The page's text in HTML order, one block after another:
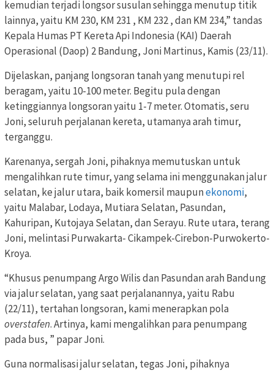
kemudian terjadi longsor susulan sehingga menutup titik
lainnya, yaitu KM 230, KM 231 , KM 232 , dan KM 234,” tandas
Kepala Humas PT Kereta Api Indonesia (KAI) Daerah
Operasional (Daop) 2 Bandung, Joni Martinus, Kamis (23/11).
Dijelaskan, panjang longsoran tanah yang menutupi rel
beragam, yaitu 10-100 meter. Begitu pula dengan
ketinggiannya longsoran yaitu 1-7 meter. Otomatis, seru
Joni, seluruh perjalanan kereta, utamanya arah timur,
terganggu.
Karenanya, sergah Joni, pihaknya memutuskan untuk
mengalihkan rute timur, yang selama ini menggunakan jalur
selatan, ke jalur utara, baik komersil maupunekonomi,
yaitu Malabar, Lodaya, Mutiara Selatan, Pasundan,
Kahuripan, Kutojaya Selatan, dan Serayu. Rute utara, terang
Joni, melintasi Purwakarta- Cikampek-Cirebon-Purwokerto-
Kroya.
“Khusus penumpang Argo Wilis dan Pasundan arah Bandung
via jalur selatan, yang saat perjalanannya, yaitu Rabu
(22/11), tertahan longsoran, kami menerapkan pola
overstafen. Artinya, kami mengalihkan para penumpang
pada bus, ” papar Joni.
Guna normalisasi jalur selatan, tegas Joni, pihaknya